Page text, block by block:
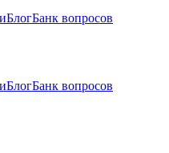
БлогБанк вопросов
БлогБанк вопросов